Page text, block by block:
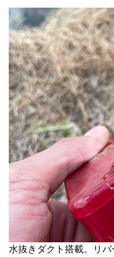
水抜きダクト搭載。リ